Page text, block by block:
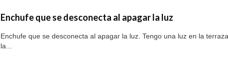
Enchufe que se desconecta al apagar la luz
Enchufe que se desconecta al apagar la luz. Tengo una luz en la
la...